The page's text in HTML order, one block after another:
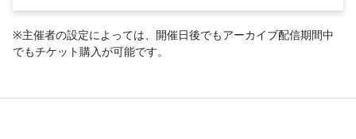
※主催者の設定によっては、開催日後でもアーカイブ配信期間中
でもチケット購入が可能です。